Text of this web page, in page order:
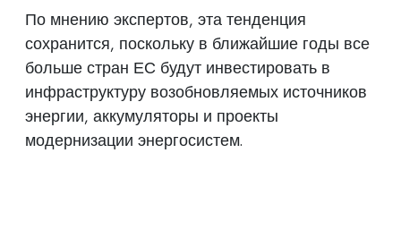
По мнению экспертов, эта тенденция
сохранится, поскольку в ближайшие годы все
больше стран ЕС будут инвестировать в
инфраструктуру возобновляемых источников
энергии, аккумуляторы и проекты
модернизации энергосистем.